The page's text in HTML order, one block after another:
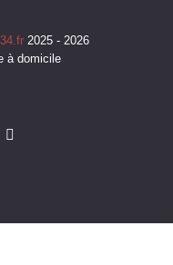
2025 - 2026
à domicile